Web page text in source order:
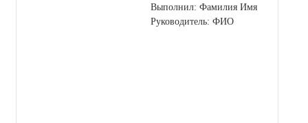
Выполнил: Фамилия Имя
Руководитель: ФИО